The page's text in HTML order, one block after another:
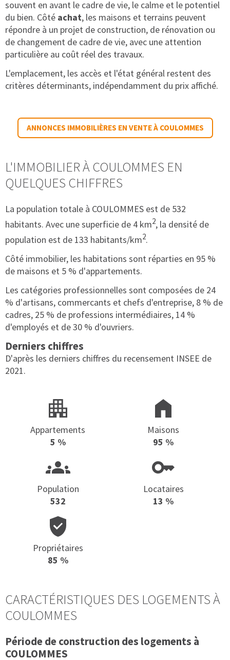
souvent en avant le cadre de vie, le calme et le potentiel
du bien. Côté achat, les maisons et terrains peuvent
répondre à un projet de construction, de rénovation ou
de changement de cadre de vie, avec une attention
particulière au coût réel des travaux.
L'emplacement, les accès et l'état général restent des
critères déterminants, indépendamment du prix affiché.
ANNONCES IMMOBILIÈRES EN VENTE À COULOMMES
L'IMMOBILIER À COULOMMES EN
QUELQUES CHIFFRES
La population totale à COULOMMES est de 532
habitants. Avec une superficie de 4 km2, la densité de
population est de 133 habitants/km2.
Côté immobilier, les habitations sont réparties en 95 %
de maisons et 5 % d'appartements.
Les catégories professionnelles sont composées de 24
% d'artisans, commercants et chefs d'entreprise, 8 % de
cadres, 25 % de professions intermédiaires, 14 %
d'employés et de 30 % d'ouvriers.
Derniers chiffres
D'après les derniers chiffres du recensement INSEE de
2021.
Appartements
5 %
Maisons
95 %
Population
532
Locataires
13 %
Propriétaires
85 %
CARACTÉRISTIQUES DES LOGEMENTS À
COULOMMES
Période de construction des logements à
COULOMMES